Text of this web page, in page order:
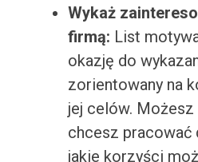
Wykaż
firmą: List
okazję do
zorientowany na
jej celów.
chcesz pracować
jakie korzyści